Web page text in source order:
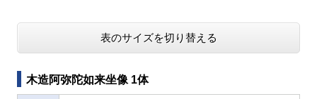
表のサイズを切り替える
木造阿弥陀如来坐像 1体